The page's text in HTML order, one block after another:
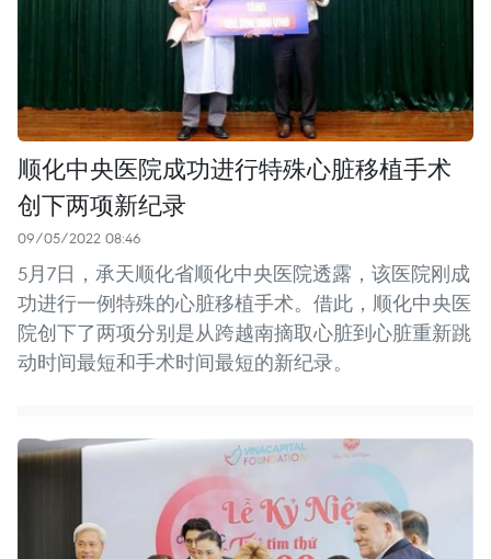
顺化中央医院成功进行特殊心脏移植手术
创下两项新纪录
09/05/2022 08:46
5月7日，承天顺化省顺化中央医院透露，该医院刚成
功进行一例特殊的心脏移植手术。借此，顺化中央医
院创下了两项分别是从跨越南摘取心脏到心脏重新跳
动时间最短和手术时间最短的新纪录。